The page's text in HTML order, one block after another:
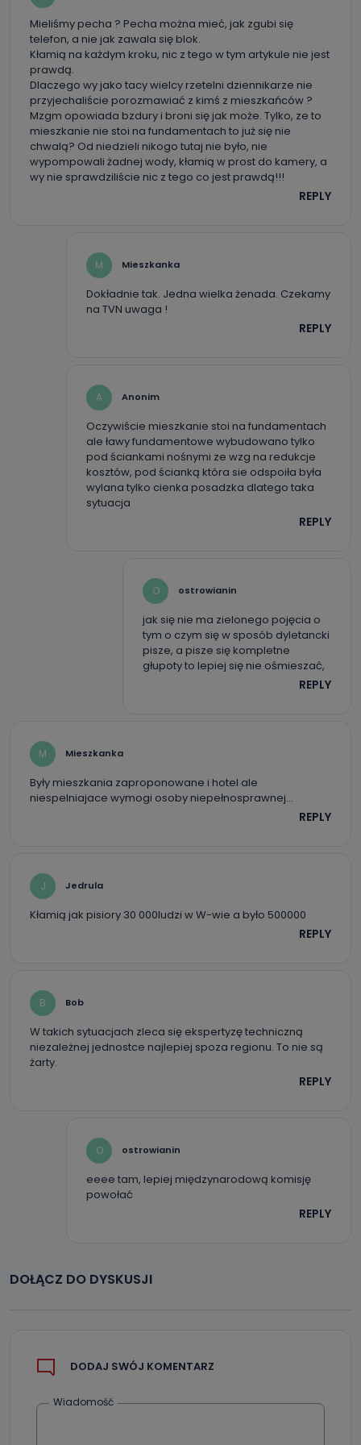
Do kiedy Państwa dane osobowe będą
przechowywane?
Do czasu wycofania zgody lub, jeśli dane będą
przetwarzane na podstawie prawnie uzasadnionego celu
administratora – do momentu wniesienia sprzeciwu.
Jakie dane osobowe przetwarzamy?
Przetwarzane kategorie Państwa danych osobowych to
dane, które pochodzą bezpośrednio od Państwa (lub
zostały przekazane w Państwa imieniu) lub dane osobowe,
które zostały zebrane ze źródeł publicznie dostępnych, w
Jak skontaktować się z inspektorem
danych osobowych?
Można to zrobić pod numerem telefonu 62 735-51-05 lub
Mieliśmy pecha ? Pecha można mieć, jak zgubi się
telefon, a nie jak zawala się blok.
Kłamią na każdym kroku, nic z tego w tym artykule nie jest
prawdą.
Dlaczego wy jako tacy wielcy rzetelni dziennikarze nie
przyjechaliście porozmawiać z kimś z mieszkańców ?
Mzgm opowiada bzdury i broni się jak może. Tylko, ze to
mieszkanie nie stoi na fundamentach to już się nie
chwalą? Od niedzieli nikogo tutaj nie było, nie
wypompowali żadnej wody, kłamią w prost do kamery, a
wy nie sprawdziliście nic z tego co jest prawdą!!!
REPLY
M Mieszkanka
Dokładnie tak. Jedna wielka żenada. Czekamy
na TVN uwaga !
REPLY
A Anonim
Oczywiście mieszkanie stoi na fundamentach
ale ławy fundamentowe wybudowano tylko
pod ściankami nośnymi ze wzg na redukcje
kosztów, pod ścianką która sie odspoiła była
wylana tylko cienka posadzka dlatego taka
sytuacja
REPLY
O ostrowianin
jak się nie ma zielonego pojęcia o
tym o czym się w sposób dyletancki
pisze, a pisze się kompletne
głupoty to lepiej się nie ośmieszać,
REPLY
M Mieszkanka
Były mieszkania zaproponowane i hotel ale
niespelniajace wymogi osoby niepełnosprawnej…
REPLY
J Jedrula
Kłamią jak pisiory 30 000ludzi w W-wie a było 500000
REPLY
B Bob
W takich sytuacjach zleca się ekspertyzę techniczną
niezależnej jednostce najlepiej spoza regionu. To nie są
żarty.
REPLY
O ostrowianin
eeee tam, lepiej międzynarodową komisję
powołać
REPLY
DOŁĄCZ DO DYSKUSJI
DODAJ SWÓJ KOMENTARZ
Wiadomość